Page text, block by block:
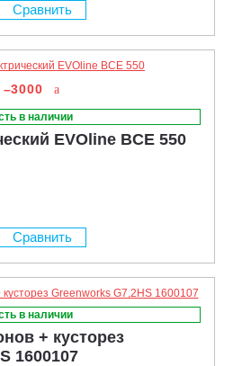
Сравнить
–3000
в наличии
EVOline BCE 550
Сравнить
в наличии
+ кусторез
1600107